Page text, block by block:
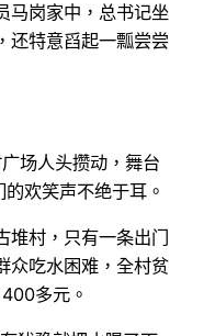
马岗家中，总书记坐
还特意舀起一瓢尝尝
场人头攒动，舞台
的欢笑声不绝于耳。
堆村，只有一条出门
众吃水困难，全村贫
多元。